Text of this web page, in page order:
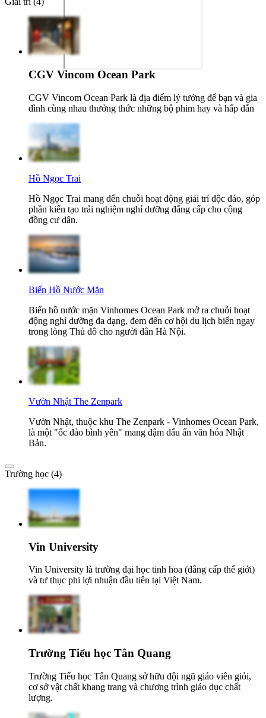
CGV Vincom Ocean Park
CGV Vincom Ocean Park là địa điểm lý tưởng để bạn và gia
đình cùng nhau thưởng thức những bộ phim hay và hấp dẫn
Hồ Ngọc Trai
Hồ Ngọc Trai mang đến chuỗi hoạt động giải trí độc đáo, góp
phần kiến tạo trải nghiệm nghỉ dưỡng đẳng cấp cho cộng
đồng cư dân.
Biển Hồ Nước Mặn
Biển hồ nước mặn Vinhomes Ocean Park mở ra chuỗi hoạt
động nghỉ dưỡng đa dạng, đem đến cơ hội du lịch biển ngay
trong lòng Thủ đô cho người dân Hà Nội.
Vườn Nhật The Zenpark
Vườn Nhật, thuộc khu The Zenpark - Vinhomes Ocean Park,
là một "ốc đảo bình yên" mang đậm dấu ấn văn hóa Nhật
Bản.
Trường học (4)
Vin University
Vin University là trường đại học tinh hoa (đẳng cấp thế giới)
và tư thục phi lợi nhuận đầu tiên tại Việt Nam.
Trường Tiểu học Tân Quang
Trường Tiểu học Tân Quang sở hữu đội ngũ giáo viên giỏi,
cơ sở vật chất khang trang và chương trình giáo dục chất
lượng.